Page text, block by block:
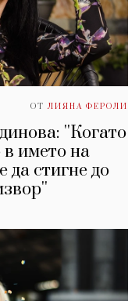
ОТЛИЯНА ФЕРОЛИ
''Когато
името на
да стигне до